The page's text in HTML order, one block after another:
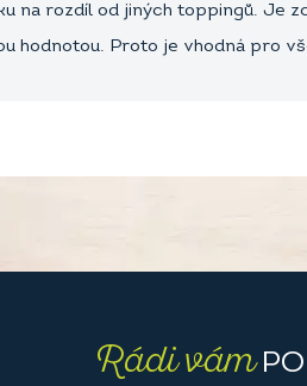
na rozdíl od jiných toppingů. Je
hodnotou. Proto je vhodná pro
Rádi vám